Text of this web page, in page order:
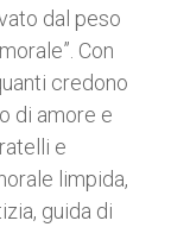
dal peso
Con
credono
di amore e
e
limpida,
guida di